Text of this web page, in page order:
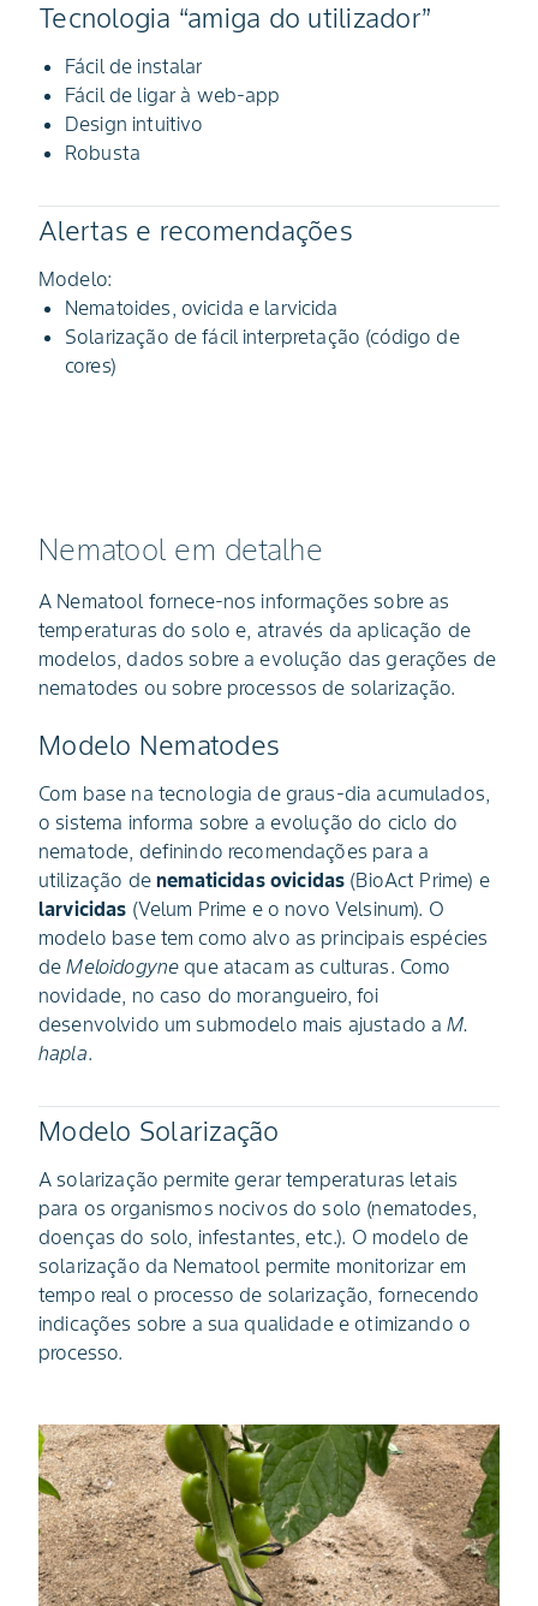
Tecnologia “amiga do utilizador”
Fácil de instalar
Fácil de ligar à web-app
Design intuitivo
Robusta
Alertas e recomendações
Modelo:
Nematoides, ovicida e larvicida
Solarização de fácil interpretação (código de
cores)
Nematool em detalhe
A Nematool fornece-nos informações sobre as
temperaturas do solo e, através da aplicação de
modelos, dados sobre a evolução das gerações de
nematodes ou sobre processos de solarização.
Modelo Nematodes
Com base na tecnologia de graus-dia acumulados,
o sistema informa sobre a evolução do ciclo do
nematode, definindo recomendações para a
utilização denematicidas ovicidas (BioAct Prime) e
larvicidas (Velum Prime e o novo Velsinum). O
modelo base tem como alvo as principais espécies
deMeloidogyne que atacam as culturas. Como
novidade, no caso do morangueiro, foi
desenvolvido um submodelo mais ajustado aM.
hapla.
Modelo Solarização
A solarização permite gerar temperaturas letais
para os organismos nocivos do solo (nematodes,
doenças do solo, infestantes, etc.). O modelo de
solarização da Nematool permite monitorizar em
tempo real o processo de solarização, fornecendo
indicações sobre a sua qualidade e otimizando o
processo.